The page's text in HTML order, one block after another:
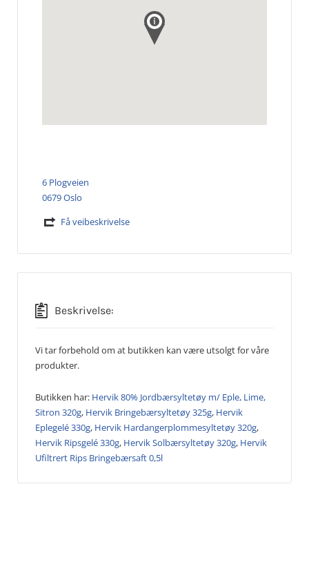
6 Plogveien
0679 Oslo
Få veibeskrivelse
Beskrivelse:
Vi tar forbehold om at butikken kan være utsolgt for våre
produkter.
Butikken har: Hervik 80% Jordbærsyltetøy m/ Eple, Lime,
Sitron 320g, Hervik Bringebærsyltetøy 325g, Hervik
Eplegelé 330g, Hervik Hardangerplommesyltetøy 320g,
Hervik Ripsgelé 330g, Hervik Solbærsyltetøy 320g, Hervik
Ufiltrert Rips Bringebærsaft 0,5l